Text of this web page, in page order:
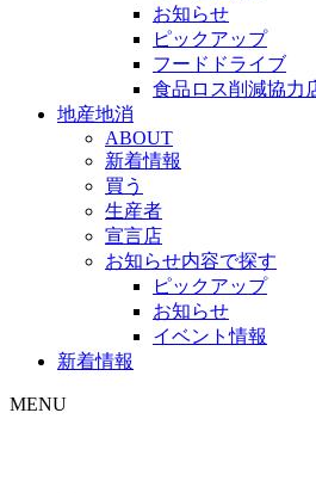
お知らせ
ピックアップ
フードドライブ
食品ロス削減協力
地産地消
ABOUT
新着情報
買う
生産者
宣言店
お知らせ内容で探す
ピックアップ
お知らせ
イベント情報
新着情報
MENU